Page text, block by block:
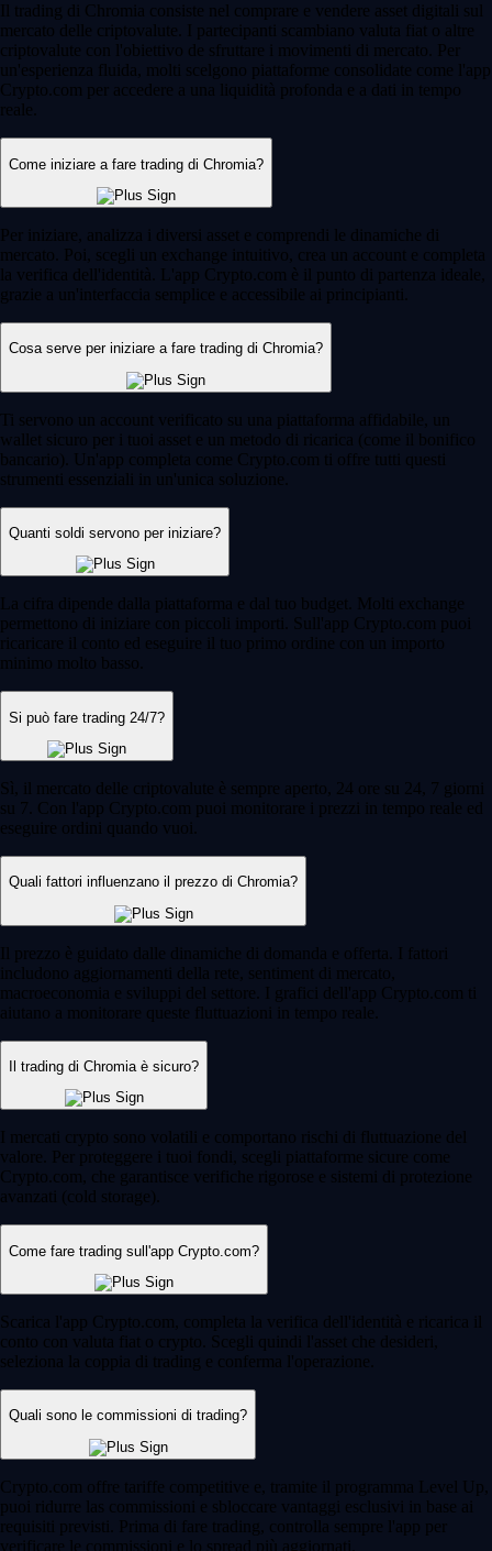
Il trading di Chromia consiste nel comprare e vendere asset digitali sul
mercato delle criptovalute. I partecipanti scambiano valuta fiat o altre
criptovalute con l'obiettivo de sfruttare i movimenti di mercato. Per
un'esperienza fluida, molti scelgono piattaforme consolidate come l'app
Crypto.com per accedere a una liquidità profonda e a dati in tempo
reale.
Come iniziare a fare trading di Chromia?
Per iniziare, analizza i diversi asset e comprendi le dinamiche di
mercato. Poi, scegli un exchange intuitivo, crea un account e completa
la verifica dell'identità. L'app Crypto.com è il punto di partenza ideale,
grazie a un'interfaccia semplice e accessibile ai principianti.
Cosa serve per iniziare a fare trading di Chromia?
Ti servono un account verificato su una piattaforma affidabile, un
wallet sicuro per i tuoi asset e un metodo di ricarica (come il bonifico
bancario). Un'app completa come Crypto.com ti offre tutti questi
strumenti essenziali in un'unica soluzione.
Quanti soldi servono per iniziare?
La cifra dipende dalla piattaforma e dal tuo budget. Molti exchange
permettono di iniziare con piccoli importi. Sull'app Crypto.com puoi
ricaricare il conto ed eseguire il tuo primo ordine con un importo
minimo molto basso.
Si può fare trading 24/7?
Sì, il mercato delle criptovalute è sempre aperto, 24 ore su 24, 7 giorni
su 7. Con l'app Crypto.com puoi monitorare i prezzi in tempo reale ed
eseguire ordini quando vuoi.
Quali fattori influenzano il prezzo di Chromia?
Il prezzo è guidato dalle dinamiche di domanda e offerta. I fattori
includono aggiornamenti della rete, sentiment di mercato,
macroeconomia e sviluppi del settore. I grafici dell'app Crypto.com ti
aiutano a monitorare queste fluttuazioni in tempo reale.
Il trading di Chromia è sicuro?
I mercati crypto sono volatili e comportano rischi di fluttuazione del
valore. Per proteggere i tuoi fondi, scegli piattaforme sicure come
Crypto.com, che garantisce verifiche rigorose e sistemi di protezione
avanzati (cold storage).
Come fare trading sull'app Crypto.com?
Scarica l'app Crypto.com, completa la verifica dell'identità e ricarica il
conto con valuta fiat o crypto. Scegli quindi l'asset che desideri,
seleziona la coppia di trading e conferma l'operazione.
Quali sono le commissioni di trading?
Crypto.com offre tariffe competitive e, tramite il programma Level Up,
puoi ridurre las commissioni e sbloccare vantaggi esclusivi in base ai
requisiti previsti. Prima di fare trading, controlla sempre l'app per
verificare le commissioni e lo spread più aggiornati.